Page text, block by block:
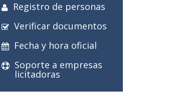
Registro de personas
Verificar documentos
Fecha y hora oficial
Soporte a empresas
licitadoras